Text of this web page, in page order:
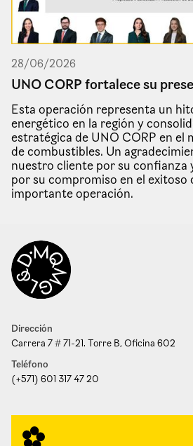
28/06/2026
UNO CORP fortalece su
Esta operación representa un
energético en la región y
estratégica de UNO CORP en el
de combustibles. Un
nuestro cliente por su confianza
por su compromiso en el exitoso
importante operación.
Dirección
Carrera 7 # 71-21. Torre B, Oficina 602
Teléfono
(+571) 601 317 47 20